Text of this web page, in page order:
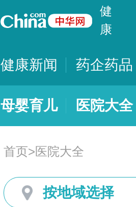
健
康
健康新闻 药企药品
母婴育儿 医院大全
首页>医院大全
按地域选择